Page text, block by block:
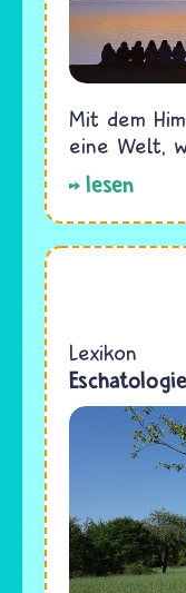
Mit dem
eine Welt,
lesen
Allgemein
Lexikon
Eschatologie